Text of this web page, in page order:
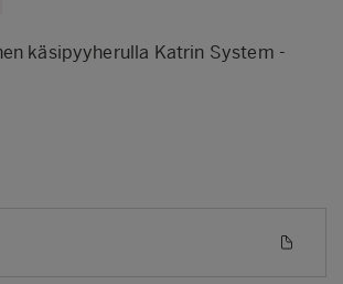
käsipyyherulla Katrin System -